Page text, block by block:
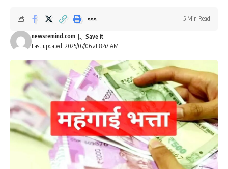
Last updated: 2025/07/06 at 8:47 AM
newsremind.com
5 Min Read